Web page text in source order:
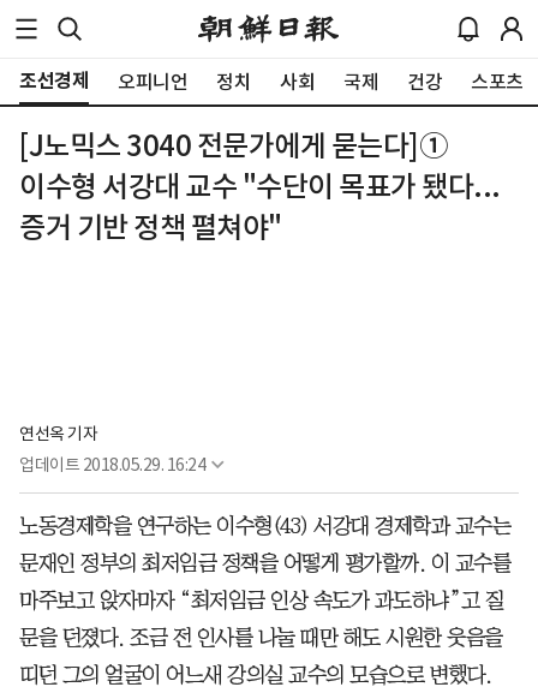
조선경제 오피니언 정치 사회 국제 건강 스포츠
[J노믹스 3040 전문가에게 묻는다]①
이수형 서강대 교수 "수단이 목표가 됐다...
증거 기반 정책 펼쳐야"
연선옥 기자
업데이트 2018.05.29. 16:24
노동경제학을 연구하는 이수형(43) 서강대 경제학과 교수는
문재인 정부의 최저임금 정책을 어떻게 평가할까. 이 교수를
마주보고 앉자마자 “최저임금 인상 속도가 과도하냐”고 질
문을 던졌다. 조금 전 인사를 나눌 때만 해도 시원한 웃음을
띠던 그의 얼굴이 어느새 강의실 교수의 모습으로 변했다.